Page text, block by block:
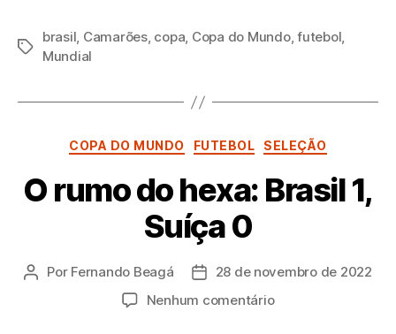
Tags
brasil, Camarões, copa, Copa do Mundo,futebol,
Mundial
Categorias
COPA DO MUNDO FUTEBOL SELEÇÃO
O rumo do hexa: Brasil 1,
Suíça 0
Autor
Por Fernando Beagá
Data28 de novembro de 2022
Nenhum comentárioem